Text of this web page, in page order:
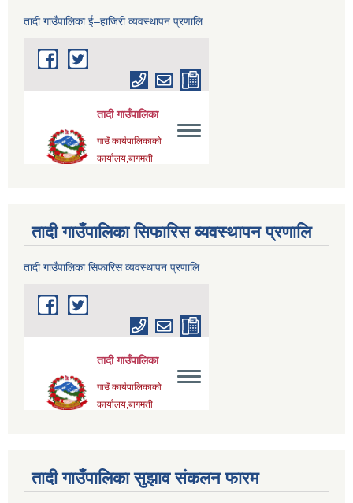
तादी गाउँपालिका ई–हाजिरी व्यवस्थापन प्रणालि
तादी गाउँपालिका सिफारिस व्यवस्थापन प्रणालि
तादी गाउँपालिका सिफारिस व्यवस्थापन प्रणालि
तादी गाउँपालिका सुझाव संकलन फारम